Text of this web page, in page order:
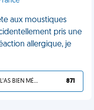
aux moustiques
pris une
allergique, je
TU L'AS BIEN MÉRITÉ 871